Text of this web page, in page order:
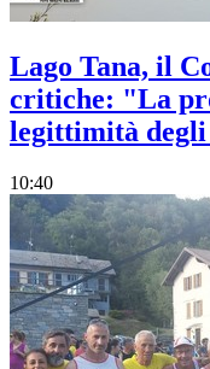
Lago Tana, il
critiche: "La
legittimità
10:40